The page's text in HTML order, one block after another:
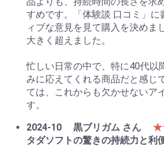
すめです。「体験談 口コミ」に
ィブな意見を見て購入を決めま
大きく超えました。
忙しい日常の中で、特に40代以
みに応えてくれる商品だと感じ
ては、これからも欠かせないア
す。
2024-10
黒ブリガム さん
タダソフトの驚きの持続力と利